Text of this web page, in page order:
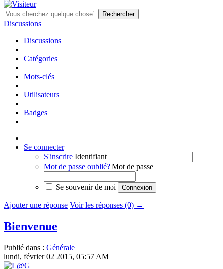
Rechercher
Discussions
Discussions
Catégories
Mots-clés
Utilisateurs
Badges
Se connecter
S'inscrire Identifiant
Mot de passe oublié? Mot de passe
Se souvenir de moi
Ajouter une réponse Voir les réponses (0) →
Bienvenue
Publié dans : Générale
lundi, février 02 2015, 05:57 AM